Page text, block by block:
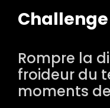
Challenge
Rompre la
froideur du
moments